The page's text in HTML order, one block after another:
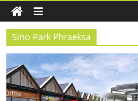
ธุรกิจ
SME
แห่ง
Sino Park Phraeksa